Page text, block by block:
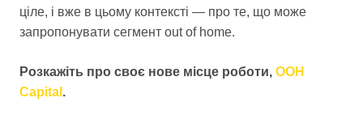
ціле, і вже в цьому контексті — про те, що може
запропонувати сегмент out of home.
Розкажіть про своє нове місце роботи, OOH
Capital .